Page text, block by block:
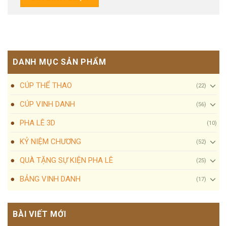
DANH MỤC SẢN PHẨM
CÚP THỂ THAO (22)
CÚP VINH DANH (56)
PHA LÊ 3D (10)
KỶ NIỆM CHƯƠNG (52)
QUÀ TẶNG SỰ KIỆN PHA LÊ (25)
BẢNG VINH DANH (17)
BÀI VIẾT MỚI